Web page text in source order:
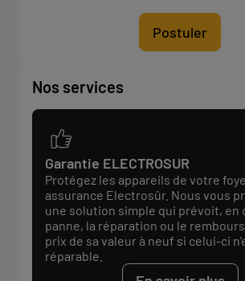
Postuler
Nos services
Garantie ELECTROSUR
Protégez les appareils de votre
assurance Electrosûr. Nous vous
une solution simple qui prévoit, en
panne, la réparation ou le
prix de sa valeur à neuf si celui-ci
réparable.